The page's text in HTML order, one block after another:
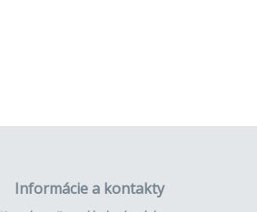
Informácie a kontakty